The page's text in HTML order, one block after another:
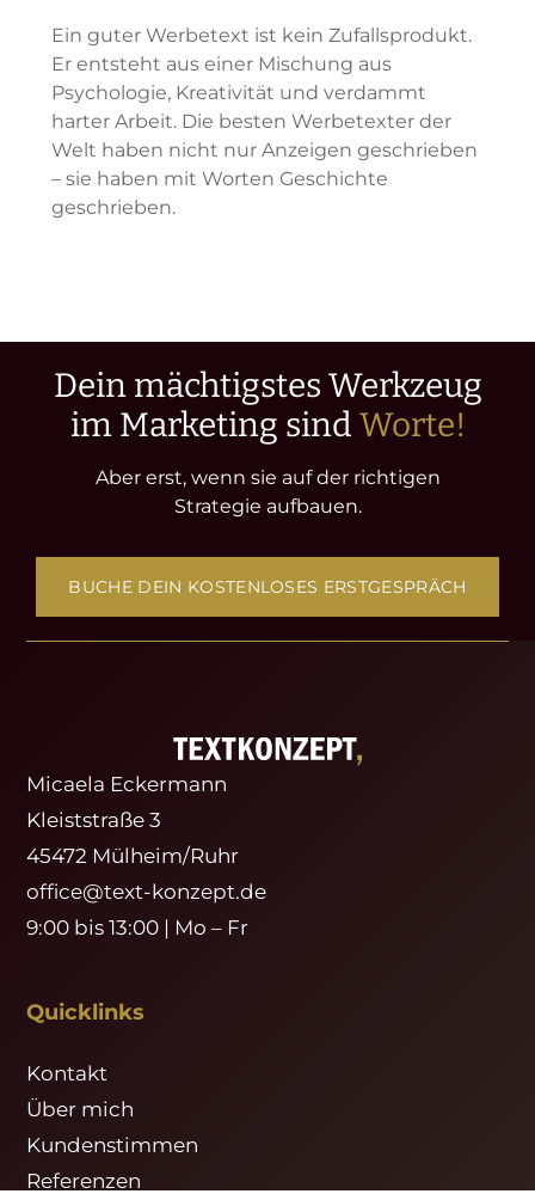
Ein guter Werbetext ist kein Zufallsprodukt.
Er entsteht aus einer Mischung aus
Psychologie, Kreativität und verdammt
harter Arbeit. Die besten Werbetexter der
Welt haben nicht nur Anzeigen geschrieben
– sie haben mit Worten Geschichte
geschrieben.
Dein mächtigstes Werkzeug
im Marketing sind Worte!
Aber erst, wenn sie auf der richtigen
Strategie aufbauen.
BUCHE DEIN KOSTENLOSES ERSTGESPRÄCH
Micaela Eckermann
Kleiststraße 3
45472 Mülheim/Ruhr
office@text-konzept.de
9:00 bis 13:00 | Mo – Fr
Quicklinks
Kontakt
Über mich
Kundenstimmen
Referenzen